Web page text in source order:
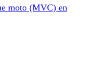
moto (MVC) en